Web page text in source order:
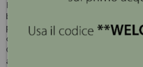
Hervit è molto conosciuta nel
bomboniera grazie alla creazione
porcellana e inventando delle
che sposano cristallo, metallo e cera.
Ogni oggetto è frutto di un lavoro
artistico, adatto alle persone che